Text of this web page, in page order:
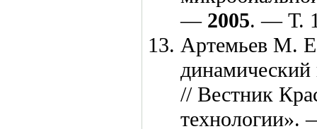
— 2005. — Т.
Артемьев М.
динамический
// Вестник